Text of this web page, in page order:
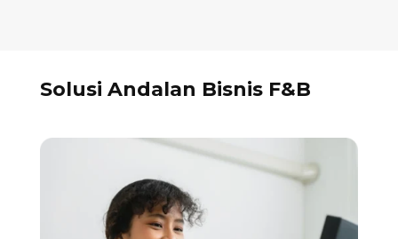
Solusi Andalan Bisnis F&B